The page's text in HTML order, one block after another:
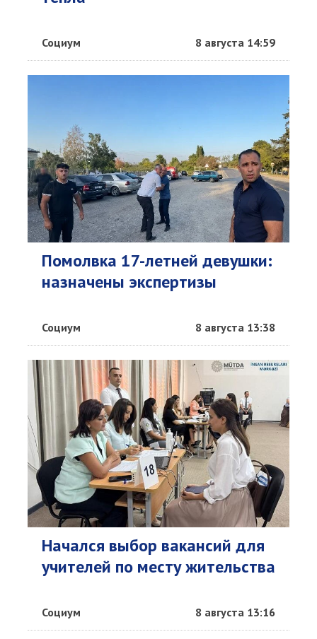
Социум 8 августа 14:59
Помолвка 17-летней девушки:
назначены экспертизы
Социум 8 августа 13:38
Начался выбор вакансий для
учителей по месту жительства
Социум 8 августа 13:16